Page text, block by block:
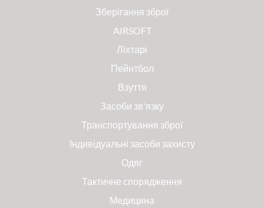
Зберігання зброї
AIRSOFT
Ліхтарі
Пейнтбол
Взуття
Засоби зв'язку
Транспортування зброї
Індивідуальні засоби захисту
Одяг
Тактичне спорядження
Медицина